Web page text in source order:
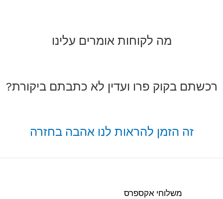
מה לקוחות אומרים עלינו
רכשתם בקוק פרו ועדין לא כתבתם ביקורת?
זה הזמן להראות לנו אהבה בחזרה
משלוחי אקספרס